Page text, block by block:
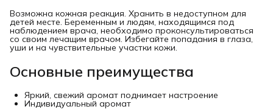
Возможна кожная реакция. Хранить в недоступном для
детей месте. Беременным и людям, находящимся под
наблюдением врача, необходимо проконсультироваться
со своим лечащим врачом. Избегайте попадания в глаза,
уши и на чувствительные участки кожи.
Основные преимущества
Яркий, свежий аромат поднимает настроение
Индивидуальный аромат